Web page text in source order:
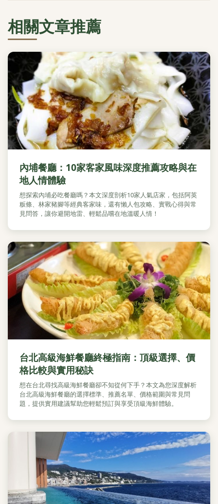
相關文章推薦
內埔餐廳：10家客家風味深度推薦攻略與在
地人情體驗
想探索內埔必吃餐廳嗎？本文深度剖析10家人氣店家，包括阿英
粄條、林家豬腳等經典客家味，還有懶人包攻略、實戰心得與常
見問答，讓你避開地雷、輕鬆品嚐在地溫暖人情！
台北高級海鮮餐廳終極指南：頂級選擇、價
格比較與實用秘訣
想在台北尋找高級海鮮餐廳卻不知從何下手？本文為您深度解析
台北高級海鮮餐廳的選擇標準、推薦名單、價格範圍與常見問
題，提供實用建議幫助您輕鬆預訂與享受頂級海鮮體驗。